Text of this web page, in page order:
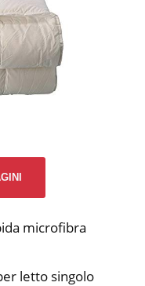
microfibra
letto singolo